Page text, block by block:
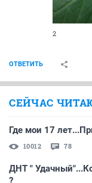
2
ОТВЕТИТЬ
СЕЙЧАС
Где мои 17
10012 78
ДНТ "